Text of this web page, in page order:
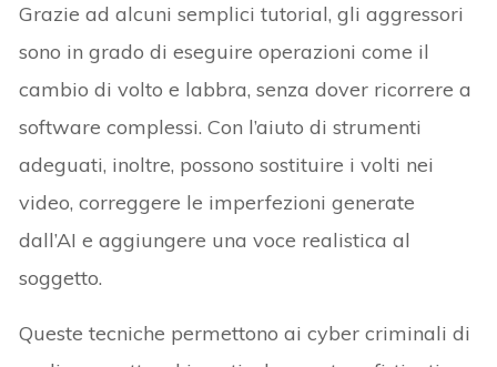
Grazie ad alcuni semplici tutorial, gli aggressori
sono in grado di eseguire operazioni come il
cambio di volto e labbra, senza dover ricorrere a
software complessi. Con l’aiuto di strumenti
adeguati, inoltre, possono sostituire i volti nei
video, correggere le imperfezioni generate
dall’AI e aggiungere una voce realistica al
soggetto.
Queste tecniche permettono ai cyber criminali di